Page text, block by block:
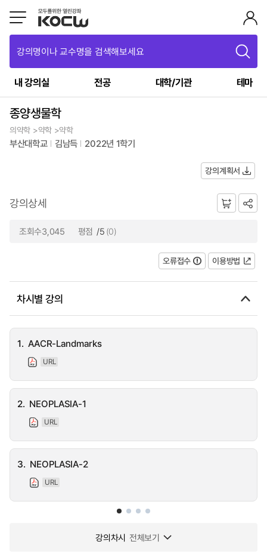
강의명이나 교수명을 검색해보세요
내 강의실 전공 대학/기관 테마
종양생물학
의약학 >약학 >약학
부산대학교 김남득 2022년 1학기
강의계획서
강의상세
조회수3,045 평점 /5 (0)
오류접수 이용방법
차시별 강의
1. AACR-Landmarks
URL
2. NEOPLASIA-1
URL
3. NEOPLASIA-2
URL
강의차시 전체보기